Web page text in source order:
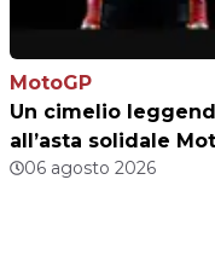
MotoGP
Un cimelio
all’asta solidale
06 agosto 2026